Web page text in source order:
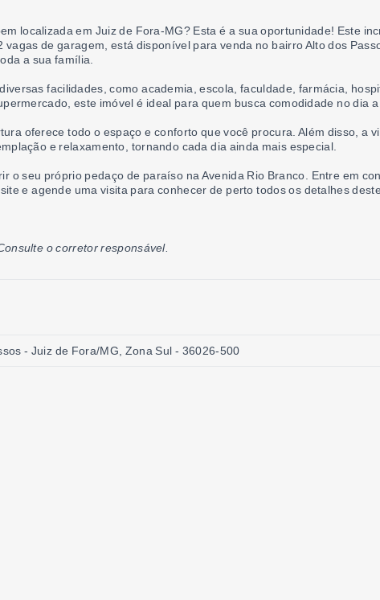
localizada em Juiz de Fora-MG? Esta é a sua oportunidade! Este
de garagem, está disponível para venda no bairro Alto dos
a sua família.
facilidades, como academia, escola, faculdade, farmácia,
este imóvel é ideal para quem busca comodidade no dia a
oferece todo o espaço e conforto que você procura. Além disso, a
e relaxamento, tornando cada dia ainda mais especial.
o seu próprio pedaço de paraíso na Avenida Rio Branco. Entre em
e agende uma visita para conhecer de perto todos os detalhes deste
o corretor responsável.
- Juiz de Fora/MG, Zona Sul - 36026-500